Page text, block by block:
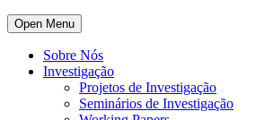
Open Menu
Sobre Nós
Investigação
Projetos de Investigação
Seminários de Investigação